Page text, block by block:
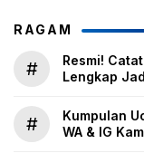
RAGAM
#
Resmi!
Lengkap
#
Kumpulan
WA & IG